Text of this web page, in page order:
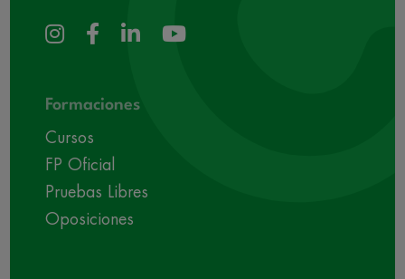
Formaciones
Cursos
FP Oficial
Pruebas Libres
Oposiciones